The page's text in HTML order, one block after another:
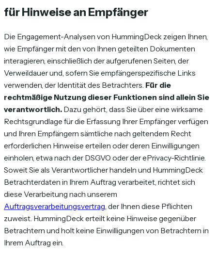
für Hinweise an Empfänger
Die Engagement-Analysen von HummingDeck zeigen Ihnen,
wie Empfänger mit den von Ihnen geteilten Dokumenten
interagieren, einschließlich der aufgerufenen Seiten, der
Verweildauer und, sofern Sie empfängerspezifische Links
verwenden, der Identität des Betrachters. Für die
rechtmäßige Nutzung dieser Funktionen sind allein Sie
verantwortlich. Dazu gehört, dass Sie über eine wirksame
Rechtsgrundlage für die Erfassung Ihrer Empfänger verfügen
und Ihren Empfängern sämtliche nach geltendem Recht
erforderlichen Hinweise erteilen oder deren Einwilligungen
einholen, etwa nach der DSGVO oder der ePrivacy-Richtlinie.
Soweit Sie als Verantwortlicher handeln und HummingDeck
Betrachterdaten in Ihrem Auftrag verarbeitet, richtet sich
diese Verarbeitung nach unserem
Auftragsverarbeitungsvertrag, der Ihnen diese Pflichten
zuweist. HummingDeck erteilt keine Hinweise gegenüber
Betrachtern und holt keine Einwilligungen von Betrachtern in
Ihrem Auftrag ein.